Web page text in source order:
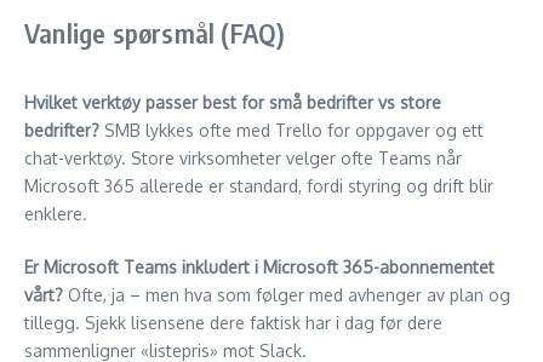
Vanlige spørsmål (FAQ)
Hvilket verktøy passer best for små bedrifter vs store
bedrifter? SMB lykkes ofte med Trello for oppgaver og ett
chat-verktøy. Store virksomheter velger ofte Teams når
Microsoft 365 allerede er standard, fordi styring og drift blir
enklere.
Er Microsoft Teams inkludert i Microsoft 365-abonnementet
vårt? Ofte, ja – men hva som følger med avhenger av plan og
tillegg. Sjekk lisensene dere faktisk har i dag før dere
sammenligner «listepris» mot Slack.